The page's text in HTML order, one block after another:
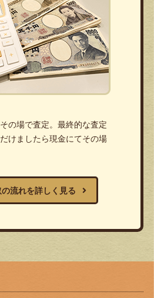
の場で査定。最終的な査定
けましたら現金にてその場
流れを詳しく見る